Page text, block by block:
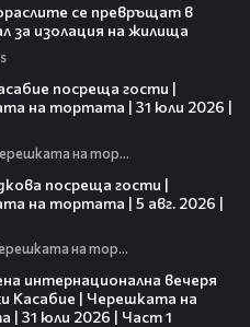
се превръщат в
за изолация на жилища
посреща гости |
на тортата | 31 юли 2026 |
Черешката на тортата
посреща гости |
на тортата | 5 авг. 2026 |
Черешката на тортата
интернационална вечеря
Касабие | Черешката на
| 31 юли 2026 | Част 1